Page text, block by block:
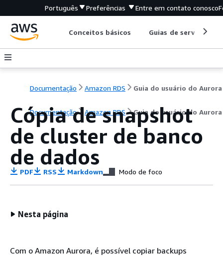
Português Preferências Entre em contato conosco
Conceitos básicos Guias de serviço
Documentação Amazon RDS Guia do usuário do Aurora
Documentação Amazon RDS Guia do usuário do Aurora
Cópia de snapshot
de cluster de banco
de dados
PDF RSS Markdown Modo de foco
Nesta página
Com o Amazon Aurora, é possível copiar backups